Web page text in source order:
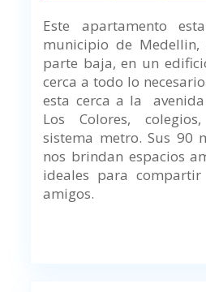
Este apartamento
municipio de Medellin,
parte baja, en un e
cerca a todo lo
esta cerca a la
Los Colores,
sistema metro. Sus 90
nos brindan espacios
ideales para
amigos.